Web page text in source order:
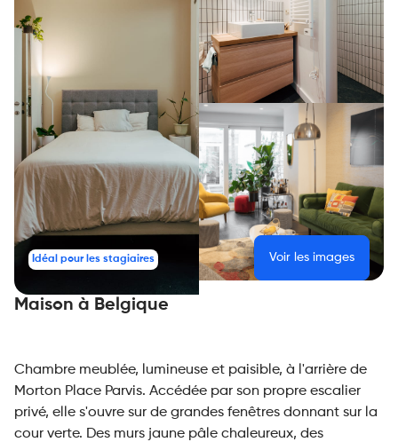
Idéal pour les stagiaires Voir les images
Maison à Belgique
Chambre meublée, lumineuse et paisible, à l'arrière de
Morton Place Parvis. Accédée par son propre escalier
privé, elle s'ouvre sur de grandes fenêtres donnant sur la
cour verte. Des murs jaune pâle chaleureux, des